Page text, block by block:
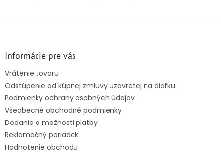
Z
Informácie pre vás
Vrátenie tovaru
Odstúpenie od kúpnej zmluvy uzavretej na diaľku
Podmienky ochrany osobných údajov
Všeobecné obchodné podmienky
Dodanie a možnosti platby
Reklamačný poriadok
Hodnotenie obchodu